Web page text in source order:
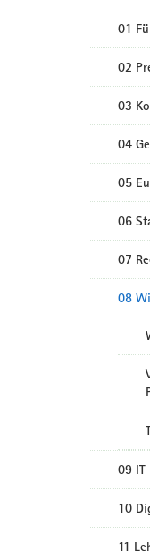
01
02
03
04
05
06
07
08
09 IT
10
11